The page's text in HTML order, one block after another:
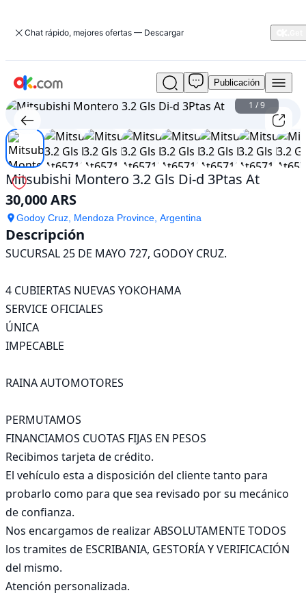
Chat rápido, mejores ofertas — Descargar
Usado
Mitsubishi
Montero
3.2
Gls
Di-
d
3Ptas
At
En
venta
30,000
ARS
Publicación
1 /9
Mitsubishi Montero 3.2 Gls Di-d 3Ptas At
30,000 ARS
Godoy Cruz, Mendoza Province, Argentina
Descripción
SUCURSAL 25 DE MAYO 727, GODOY CRUZ.
4 CUBIERTAS NUEVAS YOKOHAMA
SERVICE OFICIALES
ÚNICA
IMPECABLE
RAINA AUTOMOTORES
PERMUTAMOS
FINANCIAMOS CUOTAS FIJAS EN PESOS
Recibimos tarjeta de crédito.
El vehículo esta a disposición del cliente tanto para
probarlo como para que sea revisado por su mecánico
de confianza.
Nos encargamos de realizar ABSOLUTAMENTE TODOS
los tramites de ESCRIBANIA, GESTORÍA Y VERIFICACIÓN
del mismo.
Atención personalizada.